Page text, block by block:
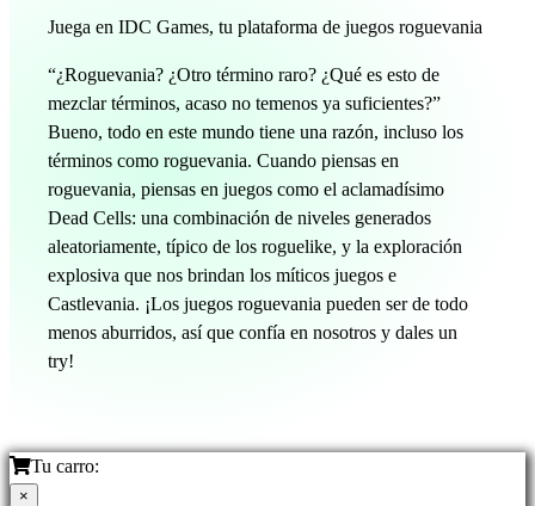
Juega en IDC Games, tu plataforma de juegos roguevania
“¿Roguevania? ¿Otro término raro? ¿Qué es esto de
mezclar términos, acaso no temenos ya suficientes?”
Bueno, todo en este mundo tiene una razón, incluso los
términos como roguevania. Cuando piensas en
roguevania, piensas en juegos como el aclamadísimo
Dead Cells: una combinación de niveles generados
aleatoriamente, típico de los roguelike, y la exploración
explosiva que nos brindan los míticos juegos e
Castlevania. ¡Los juegos roguevania pueden ser de todo
menos aburridos, así que confía en nosotros y dales un
try!
Tu carro:
×